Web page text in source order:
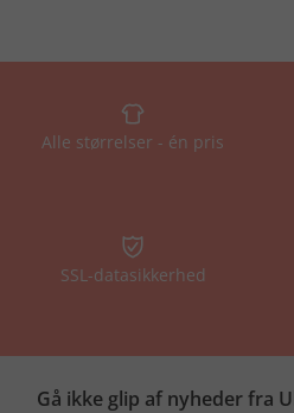
Alle størrelser - én pris
SSL-datasikkerhed
Gå ikke glip af nyheder fra